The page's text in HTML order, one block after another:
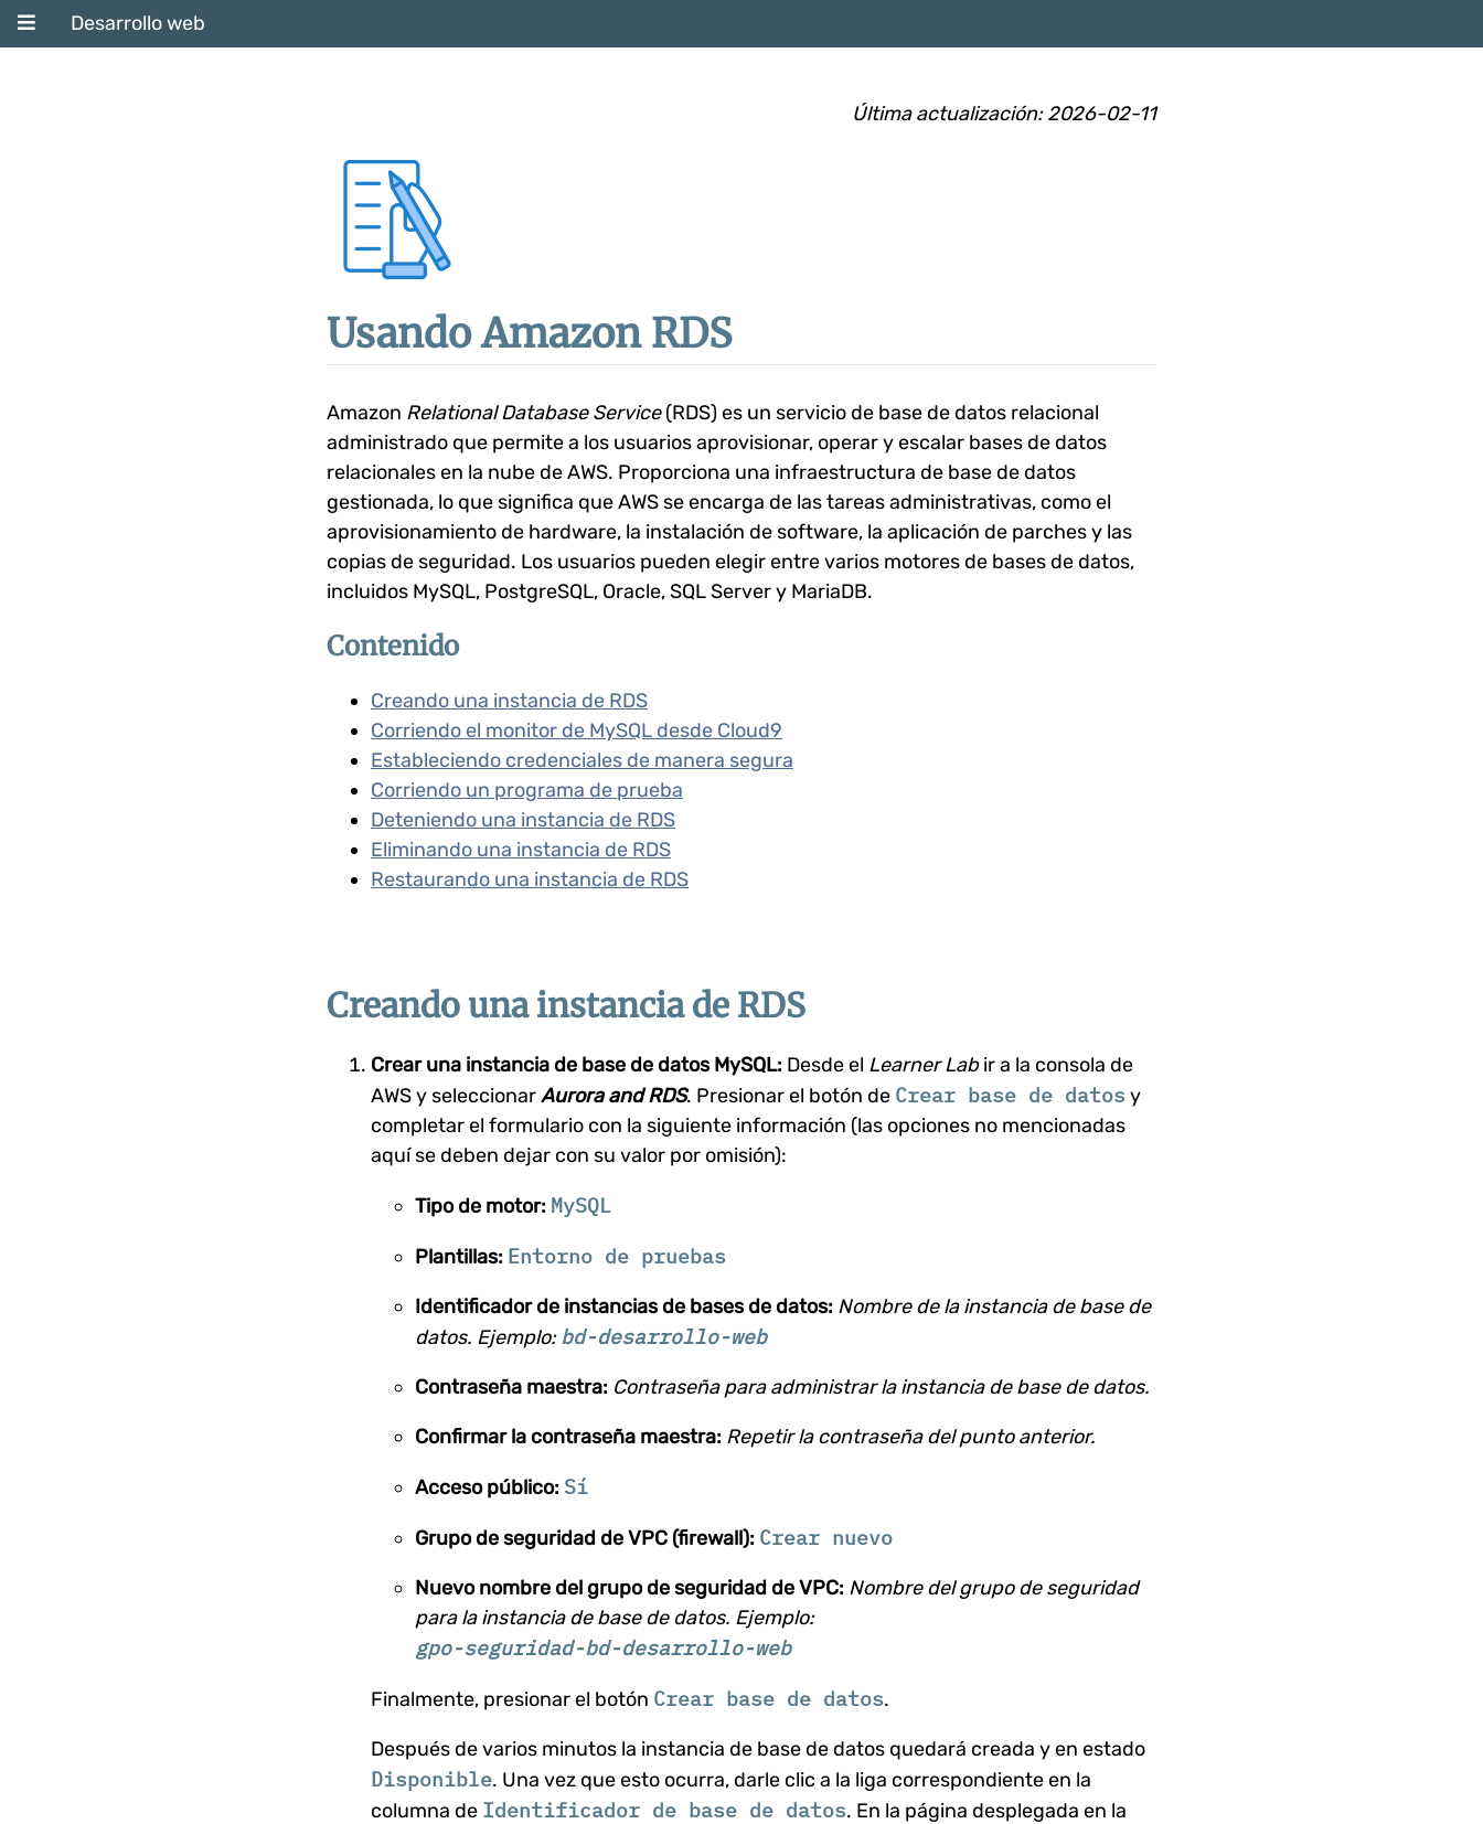
Desarrollo web
Última actualización: 2026-02-11
Usando Amazon RDS
Amazon Relational Database Service(RDS) es un servicio de base de datos relacional
administrado que permite a los usuarios aprovisionar, operar y escalar bases de datos
relacionales en la nube de AWS. Proporciona una infraestructura de base de datos
gestionada, lo que significa que AWS se encarga de las tareas administrativas, como el
aprovisionamiento de hardware, la instalación de software, la aplicación de parches y las
copias de seguridad. Los usuarios pueden elegir entre varios motores de bases de datos,
incluidos MySQL, PostgreSQL, Oracle, SQL Server y MariaDB.
Contenido
Creando una instancia de RDS
Corriendo el monitor de MySQL desde Cloud9
Estableciendo credenciales de manera segura
Corriendo un programa de prueba
Deteniendo una instancia de RDS
Eliminando una instancia de RDS
Restaurando una instancia de RDS
Creando una instancia de RDS
Crear una instancia de base de datos MySQL: Desde el Learner Labir a la consola de
AWS y seleccionarAurora and RDS. Presionar el botón de Crear base de datos y
completar el formulario con la siguiente información (las opciones no mencionadas
aquí se deben dejar con su valor por omisión):
Tipo de motor: MySQL
Plantillas: Entorno de pruebas
Identificador de instancias de bases de datos: Nombre de la instancia de base de
datos. Ejemplo:bd-desarrollo-web
Contraseña maestra: Contraseña para administrar la instancia de base de datos.
Confirmar la contraseña maestra: Repetir la contraseña del punto anterior.
Acceso público: Sí
Grupo de seguridad de VPC (firewall): Crear nuevo
Nuevo nombre del grupo de seguridad de VPC: Nombre del grupo de seguridad
para la instancia de base de datos. Ejemplo:
gpo-seguridad-bd-desarrollo-web
Finalmente, presionar el botón Crear base de datos.
Después de varios minutos la instancia de base de datos quedará creada y en estado
Disponible. Una vez que esto ocurra, darle clic a la liga correspondiente en la
columna de Identificador de base de datos. En la página desplegada en la